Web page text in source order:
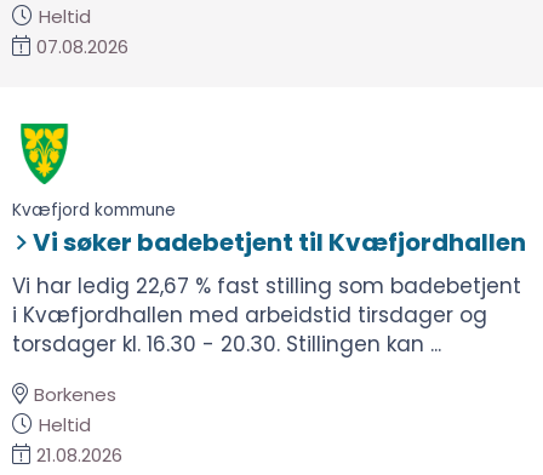
Heltid
07.08.2026
Kvæfjord kommune
Vi søker badebetjent til Kvæfjordhallen
Vi har ledig 22,67 % fast stilling som badebetjent
i Kvæfjordhallen med arbeidstid tirsdager og
torsdager kl. 16.30 - 20.30. Stillingen kan ...
Borkenes
Heltid
21.08.2026